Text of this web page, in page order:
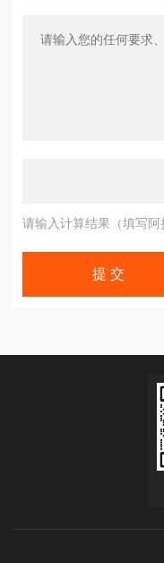
请输入计算结果（填写